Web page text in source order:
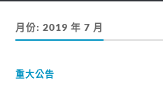
月份:2019 年 7 月
重大公告